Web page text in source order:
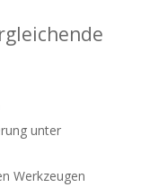
unter
Werkzeugen